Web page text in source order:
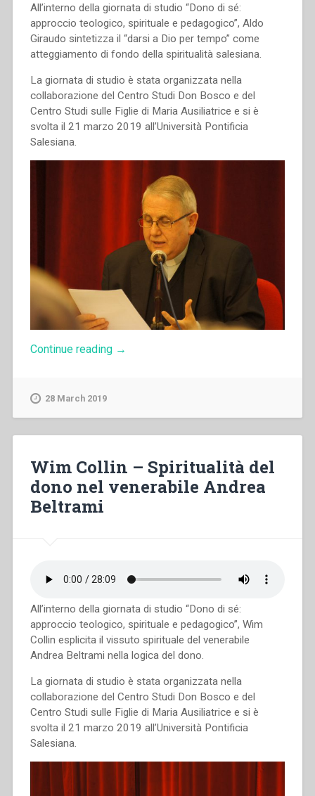
All’interno della giornata di studio “Dono di sé:
approccio teologico, spirituale e pedagogico”, Aldo
Giraudo sintetizza il “darsi a Dio per tempo” come
atteggiamento di fondo della spiritualità salesiana.
La giornata di studio è stata organizzata nella
collaborazione del Centro Studi Don Bosco e del
Centro Studi sulle Figlie di Maria Ausiliatrice e si è
svolta il 21 marzo 2019 all’Università Pontificia
Salesiana.
Continue reading “Aldo
a
come
atteggiamento
di
→
28 March 2019
Wim Collin – Spiritualità del
dono nel venerabile Andrea
Beltrami
All’interno della giornata di studio “Dono di sé:
approccio teologico, spirituale e pedagogico”, Wim
Collin esplicita il vissuto spirituale del venerabile
Andrea Beltrami nella logica del dono.
La giornata di studio è stata organizzata nella
collaborazione del Centro Studi Don Bosco e del
Centro Studi sulle Figlie di Maria Ausiliatrice e si è
svolta il 21 marzo 2019 all’Università Pontificia
Salesiana.